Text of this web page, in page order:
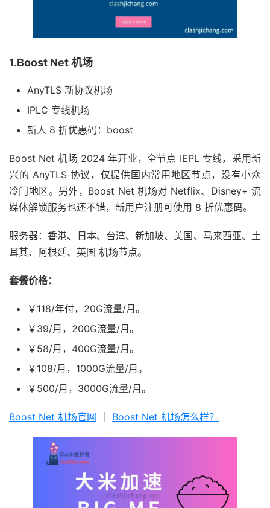
1.Boost Net 机场
AnyTLS 新协议机场
IPLC 专线机场
新人 8 折优惠码：boost
Boost Net 机场 2024 年开业，全节点 IEPL 专线，采用新
兴的 AnyTLS 协议，仅提供国内常用地区节点，没有小众
冷门地区。另外，Boost Net 机场对 Netflix、Disney+ 流
媒体解锁服务也还不错，新用户注册可使用 8 折优惠码。
服务器：香港、日本、台湾、新加坡、美国、马来西亚、土
耳其、阿根廷、英国 机场节点。
套餐价格：
￥118/年付，20G流量/月。
￥39/月，200G流量/月。
￥58/月，400G流量/月。
￥108/月，1000G流量/月。
￥500/月，3000G流量/月。
Boost Net 机场官网 Boost Net 机场怎么样？